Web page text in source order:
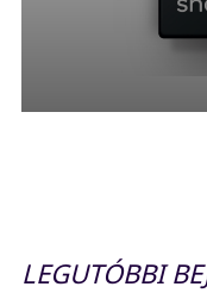
LEGUTÓBBI